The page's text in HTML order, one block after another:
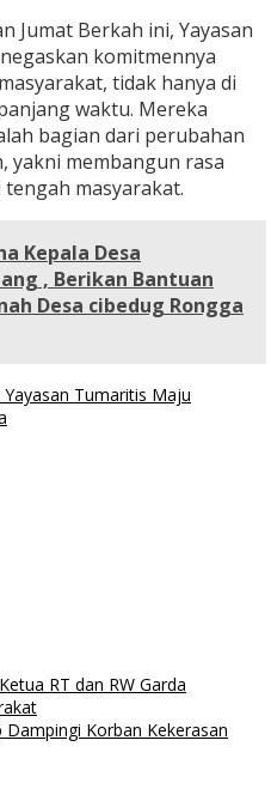
Jumat Berkah ini, Yayasan
komitmennya
tidak hanya di
waktu. Mereka
bagian dari perubahan
yakni membangun rasa
masyarakat.
Kepala Desa
, Berikan Bantuan
Desa cibedug Rongga
Tumaritis Maju
RT dan RW Garda
Dampingi Korban Kekerasan